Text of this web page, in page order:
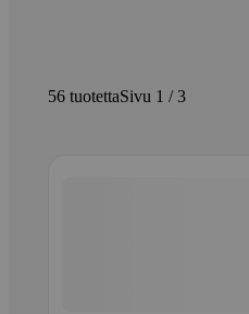
56 tuotettaSivu 1 / 3